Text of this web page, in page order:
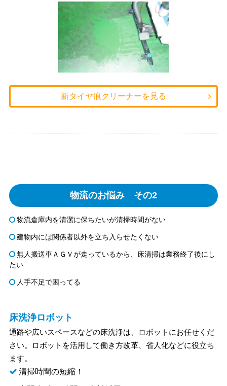
新タイヤ痕クリーナーを見る
物流のお悩み その2
物流倉庫内を清潔に保ちたいが清掃時間がない
建物内には関係者以外を立ち入らせたくない
無人搬送車ＡＧＶが走っているから、床清掃は業務終了後にし
たい
人手不足で困ってる
床洗浄ロボット
通路や広いスペースなどの床洗浄は、ロボットにお任せくだ
さい。ロボットを活用して働き方改革、省人化などに役立ち
ます。
清掃時間の短縮！